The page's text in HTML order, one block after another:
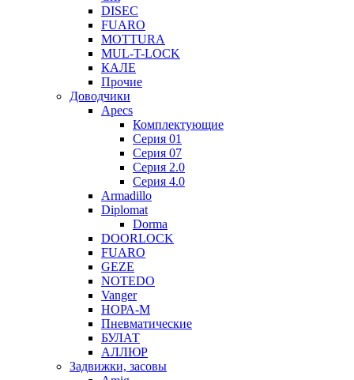
DISEC
FUARO
MOTTURA
MUL-T-LOCK
КАЛЕ
Прочие
Доводчики
Apecs
Комплектующие
Серия 01
Серия 07
Серия 2.0
Серия 4.0
Armadillo
Diplomat
Dorma
DOORLOCK
FUARO
GEZE
NOTEDO
Vanger
НОРА-М
Пневматические
БУЛАТ
АЛЛЮР
Задвижки, засовы